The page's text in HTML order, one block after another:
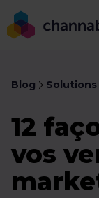
Blog Solutions
12
vos